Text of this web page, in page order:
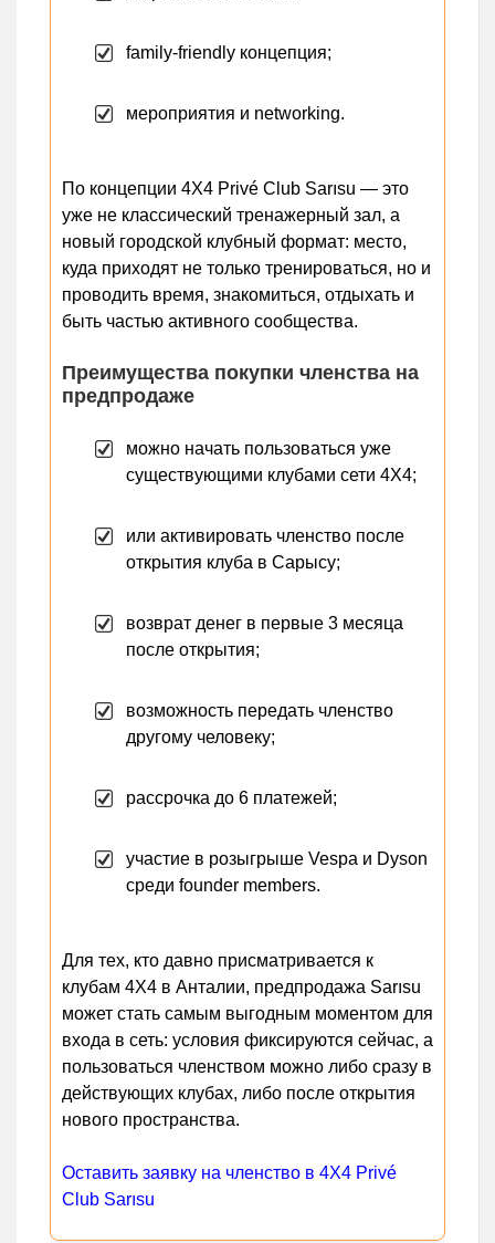
family-friendly концепция;
мероприятия и networking.
По концепции 4X4 Privé Club Sarısu — это
уже не классический тренажерный зал, а
новый городской клубный формат: место,
куда приходят не только тренироваться, но и
проводить время, знакомиться, отдыхать и
быть частью активного сообщества.
Преимущества покупки членства на
предпродаже
можно начать пользоваться уже
существующими клубами сети 4X4;
или активировать членство после
открытия клуба в Сарысу;
возврат денег в первые 3 месяца
после открытия;
возможность передать членство
другому человеку;
рассрочка до 6 платежей;
участие в розыгрыше Vespa и Dyson
среди founder members.
Для тех, кто давно присматривается к
клубам 4X4 в Анталии, предпродажа Sarısu
может стать самым выгодным моментом для
входа в сеть: условия фиксируются сейчас, а
пользоваться членством можно либо сразу в
действующих клубах, либо после открытия
нового пространства.
Оставить заявку на членство в 4X4 Privé
Club Sarısu